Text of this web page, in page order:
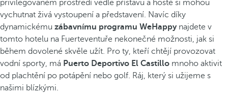
privilegovaném prostředí vedle přístavu a hosté si mohou
vychutnat živá vystoupení a představení. Navíc díky
dynamickému zábavnímu programu WeHappynajdete v
tomto hotelu na Fuerteventuře nekonečné možnosti, jak si
během dovolené skvěle užít. Pro ty, kteří chtějí provozovat
vodní sporty, má Puerto Deportivo El Castillo mnoho aktivit
od plachtění po potápění nebo golf. Ráj, který si užijeme s
našimi blízkými.